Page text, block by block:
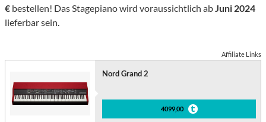
€ bestellen! Das Stagepiano wird voraussichtlich abJuni 2024
lieferbar sein.
Affiliate Links
Nord Grand 2
4099,00